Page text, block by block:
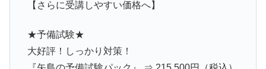
【さらに受講しやすい価格へ】
★予備試験★
大好評！しっかり対策！